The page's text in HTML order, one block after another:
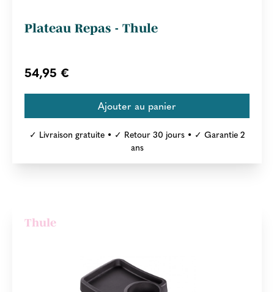
Plateau Repas - Thule
54,95 €
✓ Livraison gratuite • ✓ Retour 30 jours • ✓ Garantie 2
ans
Thule